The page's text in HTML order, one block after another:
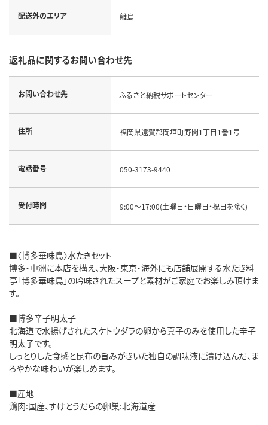
配送外のエリア 離島
返礼品に関するお問い合わせ先
お問い合わせ先 ふるさと納税サポートセンター
住所 福岡県遠賀郡岡垣町野間1丁目1番1号
電話番号 050-3173-9440
受付時間 9:00～17:00(土曜日・日曜日・祝日を除く)
■〈博多華味鳥〉水たきセット
博多・中洲に本店を構え、大阪・東京・海外にも店舗展開する水たき料
亭「博多華味鳥」の吟味されたスープと素材がご家庭でお楽しみ頂けま
す。
■博多辛子明太子
北海道で水揚げされたスケトウダラの卵から真子のみを使用した辛子
明太子です。
しっとりした食感と昆布の旨みがきいた独自の調味液に漬け込んだ、ま
ろやかな味わいが楽しめます。
■産地
鶏肉:国産、すけとうだらの卵巣:北海道産